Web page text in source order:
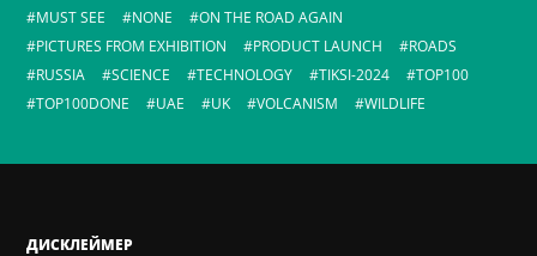
MUST SEE
NONE
ON THE ROAD AGAIN
PICTURES FROM EXHIBITION
PRODUCT LAUNCH
ROADS
RUSSIA
SCIENCE TECHNOLOGY TIKSI-2024
TOP100
TOP100DONE
UAE UK VOLCANISM WILDLIFE
ДИСКЛЕЙМЕР